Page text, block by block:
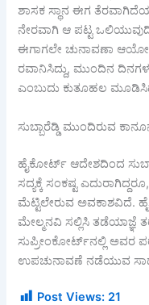
ಶಾಸಕ ಸ್ಥಾನ ಈಗ
ನೇರವಾಗಿ ಆ ಪಟ್ಟ
ಈಗಾಗಲೇ ಚುನಾವಣಾ
ರವಾನಿಸಿದ್ದು, ಮುಂದಿನ
ಎಂಬುದು ಕುತೂಹಲ
ಸುಬ್ಬಾರೆಡ್ಡಿ ಮುಂದಿರುವ
ಹೈಕೋರ್ಟ್ ಆದೇಶದಿಂದ
ಸದ್ಯಕ್ಕೆ ಸಂಕಷ್ಟ
ಮೆಟ್ಟಿಲೇರುವ ಅವಕಾಶವಿದೆ.
ಮೇಲ್ಮನವಿ ಸಲ್ಲಿಸಿ ತಡೆಯಾಜ್ಞೆ
ಸುಪ್ರೀಂಕೋರ್ಟ್‌ನಲ್ಲಿ ಅವರ ಪರ
ಉಪಚುನಾವಣೆ ನಡೆಯುವ
Post Views: 21